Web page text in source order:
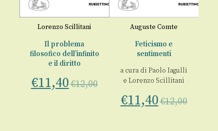
Lorenzo Scillitani
Il problema
filosofico dell’infinito
e il diritto
€11,40€12,00
Auguste Comte
Feticismo e
sentimenti
a cura di Paolo Iagulli
e Lorenzo Scillitani
€11,40€12,00